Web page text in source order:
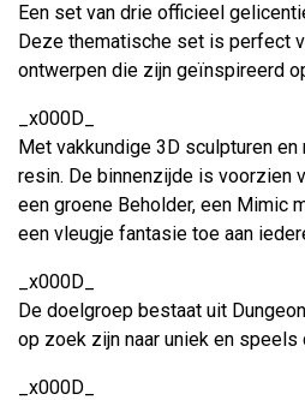
Een set van drie officieel
Deze thematische set is perfect
ontwerpen die zijn geïnspireerd
_x000D_
Met vakkundige 3D sculpturen
resin. De binnenzijde is voorzien
een groene Beholder, een Mimic
een vleugje fantasie toe aan
_x000D_
De doelgroep bestaat uit
op zoek zijn naar uniek en speels
_x000D_